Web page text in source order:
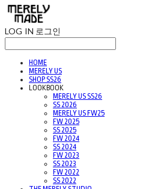
LOG IN 로그인
HOME
MERELY US
SHOP SS26
LOOKBOOK
MERELY US SS26
SS 2026
MERELY US FW25
FW 2025
SS 2025
FW 2024
SS 2024
FW 2023
SS 2023
FW 2022
SS 2022